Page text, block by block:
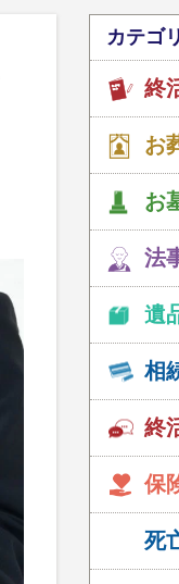
カテゴ
終
お
お
法
遺
相
終
保
死